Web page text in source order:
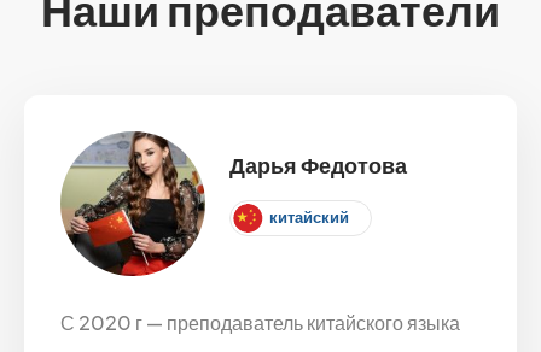
Дарья Федотова
китайский
С 2020 г — преподаватель китайского языка